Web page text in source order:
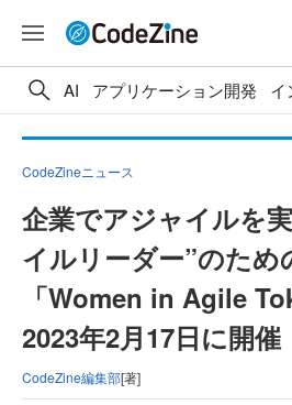
AI アプリケーション開発 イ
CodeZineニュース
企業でアジャイルを
イルリーダー”のため
「Women in Agile
2023年2月17日に開催
CodeZine編集部[著]